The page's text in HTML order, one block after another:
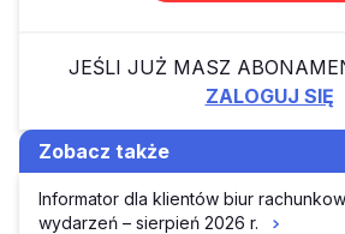
JEŚLI JUŻ MASZ
ZALOGUJ SIĘ
Zobacz także
Informator dla klientów biur
wydarzeń – sierpień 2026 r.